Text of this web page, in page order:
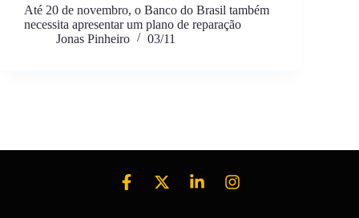
Até 20 de novembro, o Banco do Brasil também
necessita apresentar um plano de reparação
Jonas Pinheiro
03/11